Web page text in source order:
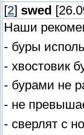
[2] swed
Наши
- буры
- хвостовик
- бурами не
- не
- сверлят с